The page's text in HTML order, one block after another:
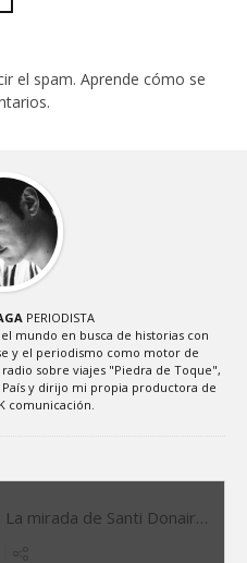
el spam. Aprende cómo se
.
PERIODISTA
mundo en busca de historias con
y el periodismo como motor de
sobre viajes "Piedra de Toque",
y dirijo mi propia productora de
comunicación.